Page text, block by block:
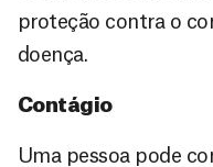
proteção contra o
doença.
Contágio
Uma pessoa pode